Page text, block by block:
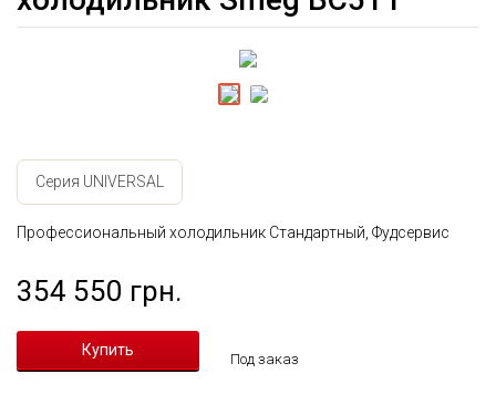
Серия UNIVERSAL
Профессиональный холодильник Стандартный, Фудсервис
354 550 грн.
Под заказ